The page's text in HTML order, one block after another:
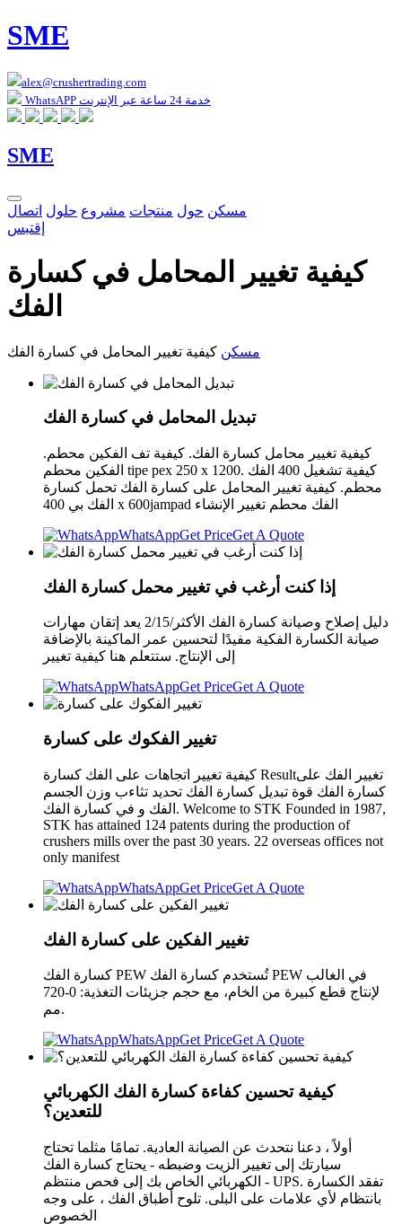
SME
alex@crushertrading.com
WhatsAPP خدمة 24 ساعة عبر الإنترنت
SME
مسكن حول منتجات مشروع حلول اتصال
إقتبس
كيفية تغيير المحامل في كسارة
الفك
مسكن كيفية تغيير المحامل في كسارة الفك
تبديل المحامل في كسارة الفك
كيفية تغيير محامل كسارة الفك. كيفية تف الفكين محطم.
الفكين محطم tipe pex 250 x 1200. كيفية تشغيل 400 الفك
محطم. كيفية تغيير المحامل على كسارة الفك تحمل كسارة
الفك بي 400 x 600jampad الفك محطم تغيير الإنشاء
WhatsAppGet PriceGet A Quote
إذا كنت أرغب في تغيير محمل كسارة الفك
دليل إصلاح وصيانة كسارة الفك الأكثر/2/15 يعد إتقان مهارات
صيانة الكسارة الفكية مفيدًا لتحسين عمر الماكينة بالإضافة
إلى الإنتاج. ستتعلم هنا كيفية تغيير
WhatsAppGet PriceGet A Quote
تغيير الفكوك على كسارة
كيفية تغيير اتجاهات على الفك كسارة Resultتغيير الفك على
كسارة الفك قوة تبديل كسارة الفك تحديد تثاءب وزن الجسم
الفك و في كسارة الفك. Welcome to STK Founded in 1987,
STK has attained 124 patents during the production of
crushers mills over the past 30 years. 22 overseas offices not
only manifest
WhatsAppGet PriceGet A Quote
تغيير الفكين على كسارة الفك
كسارة الفك PEW تُستخدم كسارة الفك PEW في الغالب
لإنتاج قطع كبيرة من الخام، مع حجم جزيئات التغذية: 0-720
مم.
WhatsAppGet PriceGet A Quote
كيفية تحسين كفاءة كسارة الفك الكهربائي
للتعدين؟
أولاً ، دعنا نتحدث عن الصيانة العادية. تمامًا مثلما تحتاج
سيارتك إلى تغيير الزيت وضبطه - يحتاج كسارة الفك
الكهربائي الخاص بك إلى فحص منتظم - UPS. تفقد الكسارة
بانتظام لأي علامات على البلى. تلوح أطباق الفك ، على وجه
الخصوص